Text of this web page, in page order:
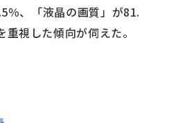
％、「液晶の画質」が81.
視した傾向が伺えた。